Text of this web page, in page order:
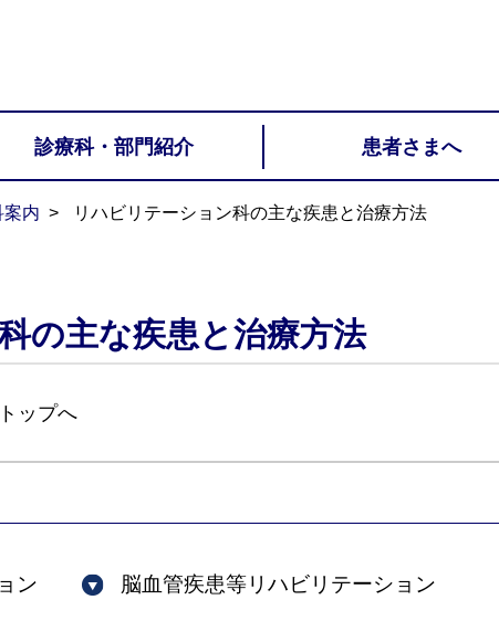
診療科・部門紹介 患者さまへ
案内 リハビリテーション科の主な疾患と治療方法
の主な疾患と治療方法
ップへ
ン 脳血管疾患等リハビリテーション